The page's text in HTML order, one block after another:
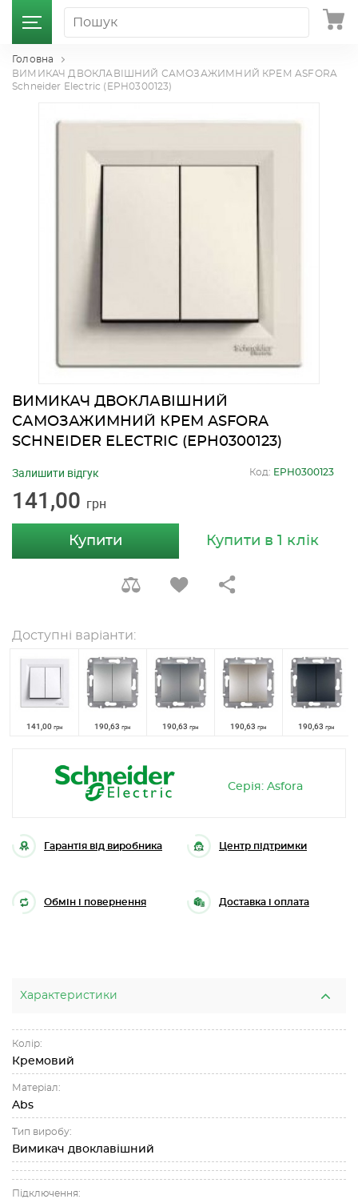
Головна
ВИМИКАЧ ДВОКЛАВІШНИЙ САМОЗАЖИМНИЙ КРЕМ ASFORA
Schneider Electric (EPH0300123)
ВИМИКАЧ ДВОКЛАВІШНИЙ
САМОЗАЖИМНИЙ КРЕМ ASFORA
SCHNEIDER ELECTRIC (EPH0300123)
141,00 грн
Залишити відгук Код: EPH0300123
Купити Купити в 1 клік
Доступні варіанти:
141,00 грн 190,63 грн 190,63 грн 190,63 грн 190,63 грн
Серія: Asfora
Гарантія від виробника Центр підтримки
Обмін і повернення Доставка і оплата
Характеристики
Колір:
Кремовий
Матеріал:
Abs
Тип виробу:
Вимикач двоклавішний
Підключення: